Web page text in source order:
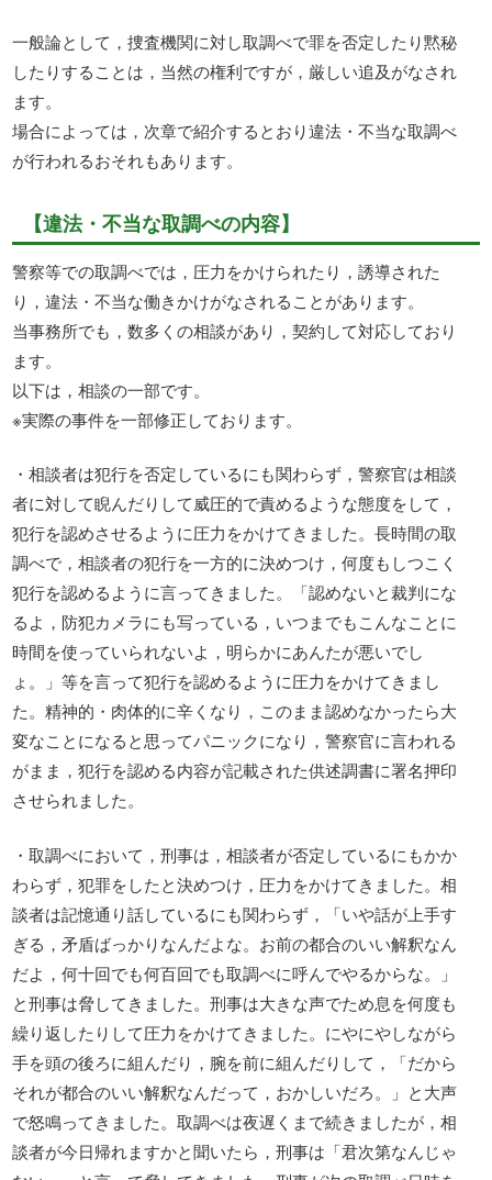
一般論として，捜査機関に対し取調べで罪を否定したり黙秘
したりすることは，当然の権利ですが，厳しい追及がなされ
ます。
場合によっては，次章で紹介するとおり違法・不当な取調べ
が行われるおそれもあります。
【違法・不当な取調べの内容】
警察等での取調べでは，圧力をかけられたり，誘導された
り，違法・不当な働きかけがなされることがあります。
当事務所でも，数多くの相談があり，契約して対応しており
ます。
以下は，相談の一部です。
※実際の事件を一部修正しております。
・相談者は犯行を否定しているにも関わらず，警察官は相談
者に対して睨んだりして威圧的で責めるような態度をして，
犯行を認めさせるように圧力をかけてきました。長時間の取
調べで，相談者の犯行を一方的に決めつけ，何度もしつこく
犯行を認めるように言ってきました。「認めないと裁判にな
るよ，防犯カメラにも写っている，いつまでもこんなことに
時間を使っていられないよ，明らかにあんたが悪いでし
ょ。」等を言って犯行を認めるように圧力をかけてきまし
た。精神的・肉体的に辛くなり，このまま認めなかったら大
変なことになると思ってパニックになり，警察官に言われる
がまま，犯行を認める内容が記載された供述調書に署名押印
させられました。
・取調べにおいて，刑事は，相談者が否定しているにもかか
わらず，犯罪をしたと決めつけ，圧力をかけてきました。相
談者は記憶通り話しているにも関わらず，「いや話が上手す
ぎる，矛盾ばっかりなんだよな。お前の都合のいい解釈なん
だよ，何十回でも何百回でも取調べに呼んでやるからな。」
と刑事は脅してきました。刑事は大きな声でため息を何度も
繰り返したりして圧力をかけてきました。にやにやしながら
手を頭の後ろに組んだり，腕を前に組んだりして，「だから
それが都合のいい解釈なんだって，おかしいだろ。」と大声
で怒鳴ってきました。取調べは夜遅くまで続きましたが，相
談者が今日帰れますかと聞いたら，刑事は「君次第なんじゃ